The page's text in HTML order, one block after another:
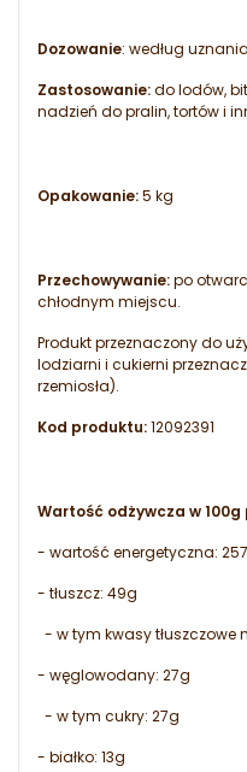
Dozowanie: według
Zastosowanie:do lodów,
nadzień do pralin, tortów i
Opakowanie:5 kg
Przechowywanie:po
chłodnym miejscu.
Produkt przeznaczony do
lodziarni i cukierni
rzemiosła).
Kod produktu:12092391
Wartość odżywcza w
- wartość energetyczna:
- tłuszcz: 49g
- w tym kwasy tłuszczowe
- węglowodany: 27g
- w tym cukry: 27g
- białko: 13g